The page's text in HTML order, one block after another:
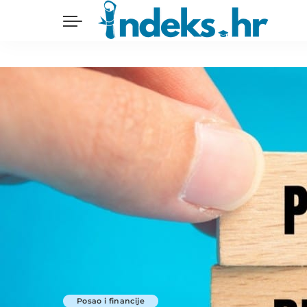
Posao i financije